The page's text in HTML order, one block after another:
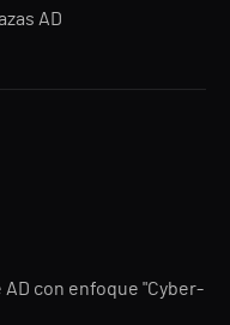
AD
con enfoque "Cyber-